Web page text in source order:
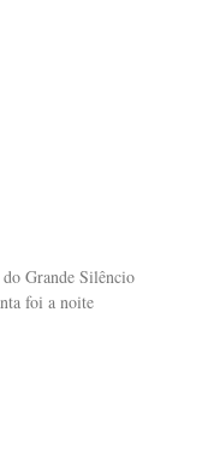
Grande Silêncio
foi a noite